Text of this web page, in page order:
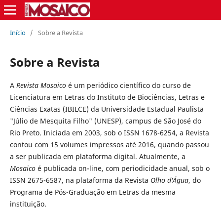
Início / Sobre a Revista
Sobre a Revista
A Revista Mosaicoé um periódico científico do curso de
Licenciatura em Letras do Instituto de Biociências, Letras e
Ciências Exatas (IBILCE) da Universidade Estadual Paulista
"Júlio de Mesquita Filho" (UNESP), campus de São José do
Rio Preto. Iniciada em 2003, sob o ISSN 1678-6254, a Revista
contou com 15 volumes impressos até 2016, quando passou
a ser publicada em plataforma digital. Atualmente, a
Mosaicoé publicada on-line, com periodicidade anual, sob o
ISSN 2675-6587, na plataforma da Revista Olho d'Água, do
Programa de Pós-Graduação em Letras da mesma
instituição.